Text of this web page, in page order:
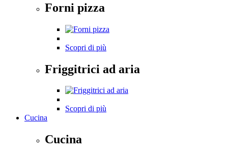
Forni pizza
Scopri di più
Friggitrici ad aria
Scopri di più
Cucina
Cucina